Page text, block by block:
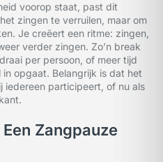
voorop staat, past dit
zingen te verruilen, maar om
Je creëert een ritme: zingen,
verder zingen. Zo’n break
per persoon, of meer tijd
opgaat. Belangrijk is dat het
iedereen participeert, of nu als
Zangpauze